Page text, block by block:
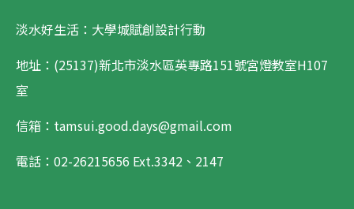
淡水好生活：大學城賦創設計行動
地址：(25137)新北市淡水區英專路151號宮燈教室H107
室
信箱：tamsui.good.days@gmail.com
電話：02-26215656 Ext.3342、2147